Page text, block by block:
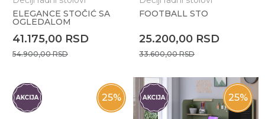
ELEGANCE STOČIĆ SA
OGLEDALOM
41.175,00 RSD
54.900,00RSD
FOOTBALL STO
25.200,00 RSD
33.600,00RSD
25% 25%